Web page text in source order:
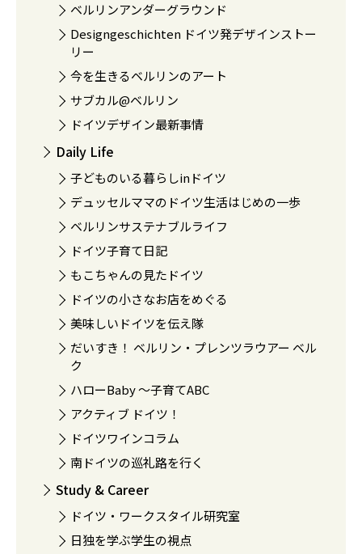
ベルリンアンダーグラウンド
Designgeschichten ドイツ発デザインストー
リー
今を生きるベルリンのアート
サブカル@ベルリン
ドイツデザイン最新事情
Daily Life
子どものいる暮らしinドイツ
デュッセルママのドイツ生活はじめの一歩
ベルリンサステナブルライフ
ドイツ子育て日記
もこちゃんの見たドイツ
ドイツの小さなお店をめぐる
美味しいドイツを伝え隊
だいすき！ ベルリン・プレンツラウアー ベル
ク
ハローBaby 〜子育てABC
アクティブ ドイツ！
ドイツワインコラム
南ドイツの巡礼路を行く
Study & Career
ドイツ・ワークスタイル研究室
日独を学ぶ学生の視点